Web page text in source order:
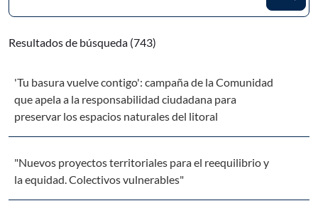
Resultados de búsqueda (743)
'Tu basura vuelve contigo': campaña de la Comunidad
que apela a la responsabilidad ciudadana para
preservar los espacios naturales del litoral
"Nuevos proyectos territoriales para el reequilibrio y
la equidad. Colectivos vulnerables"